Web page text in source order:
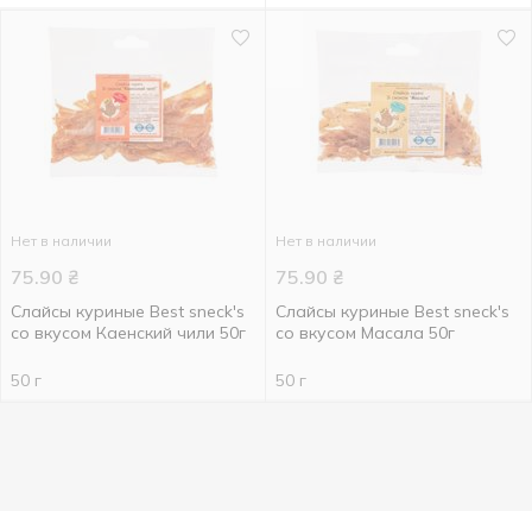
Нет в наличии
75.90 ₴
Слайсы куриные Best sneck's
со вкусом Каенский чили 50г
50 г
Нет в наличии
75.90 ₴
Слайсы куриные Best sneck's
со вкусом Масала 50г
50 г